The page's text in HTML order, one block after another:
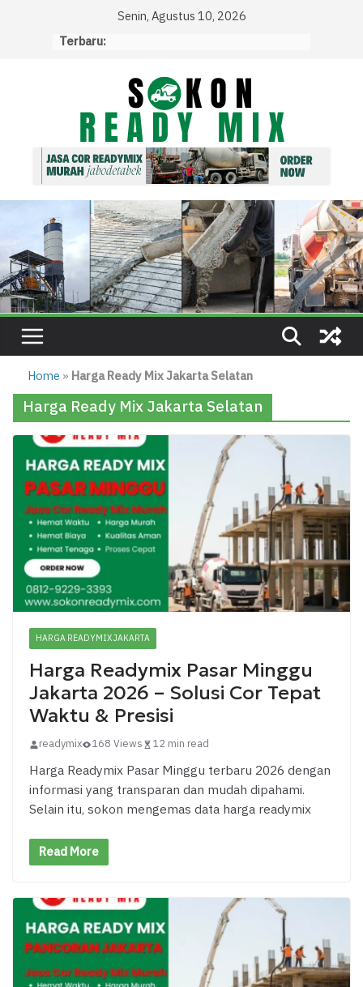
Senin, Agustus 10, 2026
Terbaru:
Home » Harga Ready Mix Jakarta Selatan
Harga Ready Mix Jakarta Selatan
HARGA READYMIX JAKARTA
Harga Readymix Pasar Minggu
Jakarta 2026 – Solusi Cor Tepat
Waktu & Presisi
readymix 168 Views 12 min read
Harga Readymix Pasar Minggu terbaru 2026 dengan
informasi yang transparan dan mudah dipahami.
Selain itu, sokon mengemas data harga readymix
Read More